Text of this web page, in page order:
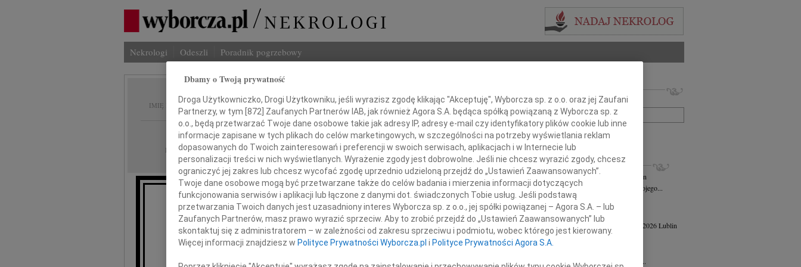
Nekrologi Odeszli Poradnik pogrzebowy
IMIĘ I NAZWISKO: Mirosław Cyprian Piasecki
REGION: Lublin
DATA EMISJI: 04.12.2010
Z głębokim żalem zawiadamiamy,
że w dniu 29 listopada 2010 roku zmarł nagle w wieku 85 lat
Imię i nazwisko lub numer ogłoszenia:
+ szukanie zaawansowane
INNE NEKROLOGI
Marian Maks Jelenkowski 04.08.2026
Lublin
Z głębokim żalem zawiadamiam o śmierci mojego...
Andrzej Szostek 27.07.2026
Dnia 21 lipca 2026 roku zmarł Ks. prof. dr...
Danuta Powiłańska - Mazur
17.04.2026Lublin
W dniu 14 kwietnia 2026 roku zmarła,...
Jerzy Strużyna
W dniu 11 lutego 2026 roku w wieku 82 lat...
Dbamy o Twoją prywatność
Droga Użytkowniczko, Drogi Użytkowniku, jeśli wyrazisz zgodę klikając "Akceptuję", Wyborcza sp. z o.o. oraz jej Zaufani
Partnerzy, w tym [872] Zaufanych Partnerów IAB, jak również Agora S.A. będąca spółką powiązaną z Wyborcza sp. z
o.o., będą przetwarzać Twoje dane osobowe takie jak adresy IP, adresy e-mail czy identyfikatory plików cookie lub inne
informacje zapisane w tych plikach do celów marketingowych, w szczególności na potrzeby wyświetlania reklam
dopasowanych do Twoich zainteresowań i preferencji w swoich serwisach, aplikacjach i w Internecie lub
personalizacji treści w nich wyświetlanych. Wyrażenie zgody jest dobrowolne. Jeśli nie chcesz wyrazić zgody, chcesz
ograniczyć jej zakres lub chcesz wycofać zgodę uprzednio udzieloną przejdź do „Ustawień Zaawansowanych”.
Twoje dane osobowe mogą być przetwarzane także do celów badania i mierzenia informacji dotyczących
funkcjonowania serwisów i aplikacji lub łączone z danymi dot. świadczonych Tobie usług. Jeśli podstawą
przetwarzania Twoich danych jest uzasadniony interes Wyborcza sp. z o.o., jej spółki powiązanej – Agora S.A. – lub
Zaufanych Partnerów, masz prawo wyrazić sprzeciw. Aby to zrobić przejdź do „Ustawień Zaawansowanych” lub
skontaktuj się z administratorem – w zależności od zakresu sprzeciwu i podmiotu, wobec którego jest kierowany.
Więcej informacji znajdziesz w Polityce Prywatności Wyborcza.pl i Polityce Prywatności Agora S.A.